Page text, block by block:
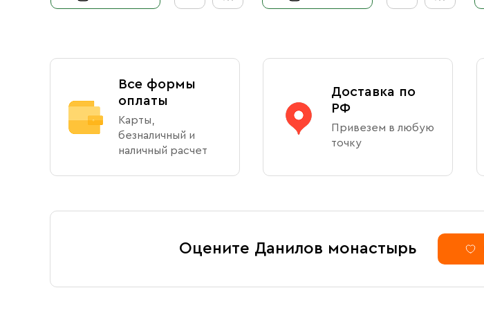
Все формы
оплаты
Карты,
безналичный и
наличный расчет
Доставка по
РФ
Привезем в любую
точку
Оцените Данилов монастырь